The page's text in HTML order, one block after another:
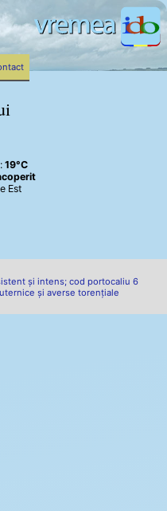
19°C
Est
și intens; cod portocaliu 6
și averse torențiale